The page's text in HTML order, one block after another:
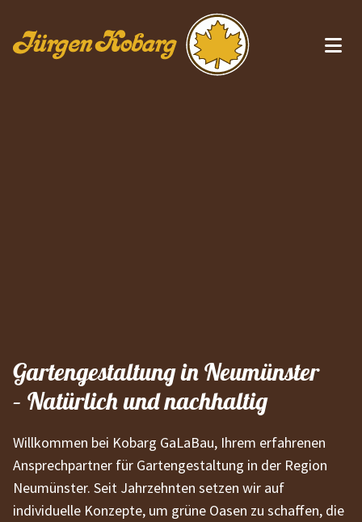
Gartengestaltung in Neumünster
– Natürlich und nachhaltig
Willkommen bei Kobarg GaLaBau, Ihrem erfahrenen
Ansprechpartner für Gartengestaltung in der Region
Neumünster. Seit Jahrzehnten setzen wir auf
individuelle Konzepte, um grüne Oasen zu schaffen, die